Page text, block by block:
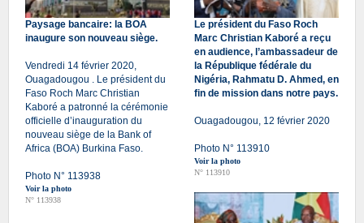
Paysage bancaire: la BOA
inaugure son nouveau siège.
Vendredi 14 février 2020,
Ouagadougou . Le président du
Faso Roch Marc Christian
Kaboré a patronné la cérémonie
officielle d’inauguration du
nouveau siège de la Bank of
Africa (BOA) Burkina Faso.
Photo N° 113938
Voir la photo
N° 113938
Le président du Faso Roch
Marc Christian Kaboré a reçu
en audience, l’ambassadeur de
la République fédérale du
Nigéria, Rahmatu D. Ahmed, en
fin de mission dans notre pays.
Ouagadougou, 12 février 2020
Photo N° 113910
Voir la photo
N° 113910